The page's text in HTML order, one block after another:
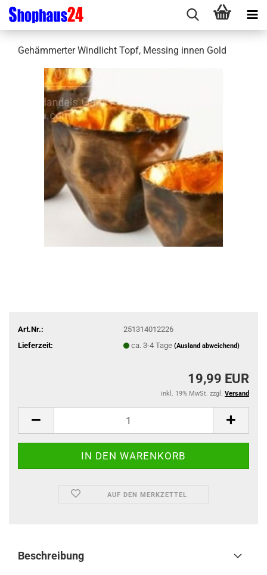
Gehämmerter Windlicht Topf, Messing innen Gold
Art.Nr.:
251314012226
Lieferzeit:
ca. 3-4 Tage (Ausland abweichend)
19,99 EUR
inkl. 19% MwSt. zzgl. Versand
AUF DEN MERKZETTEL
Beschreibung